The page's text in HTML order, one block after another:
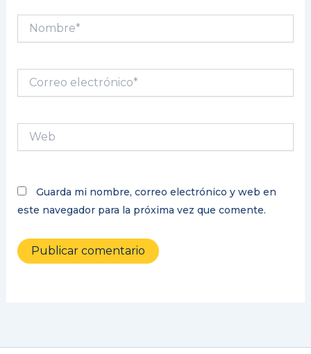
Nombre*
electrónico*
Guarda mi nombre, correo electrónico y web en
este navegador para la próxima vez que comente.